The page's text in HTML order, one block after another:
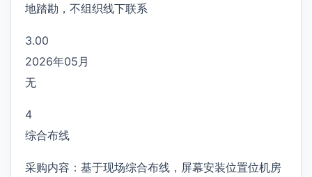
地踏勘，不组织线下联系
3.00
2026年05月
无
4
综合布线
采购内容：基于现场综合布线，屏幕安装位置位机房